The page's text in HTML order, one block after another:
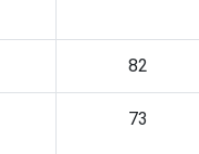
82
73